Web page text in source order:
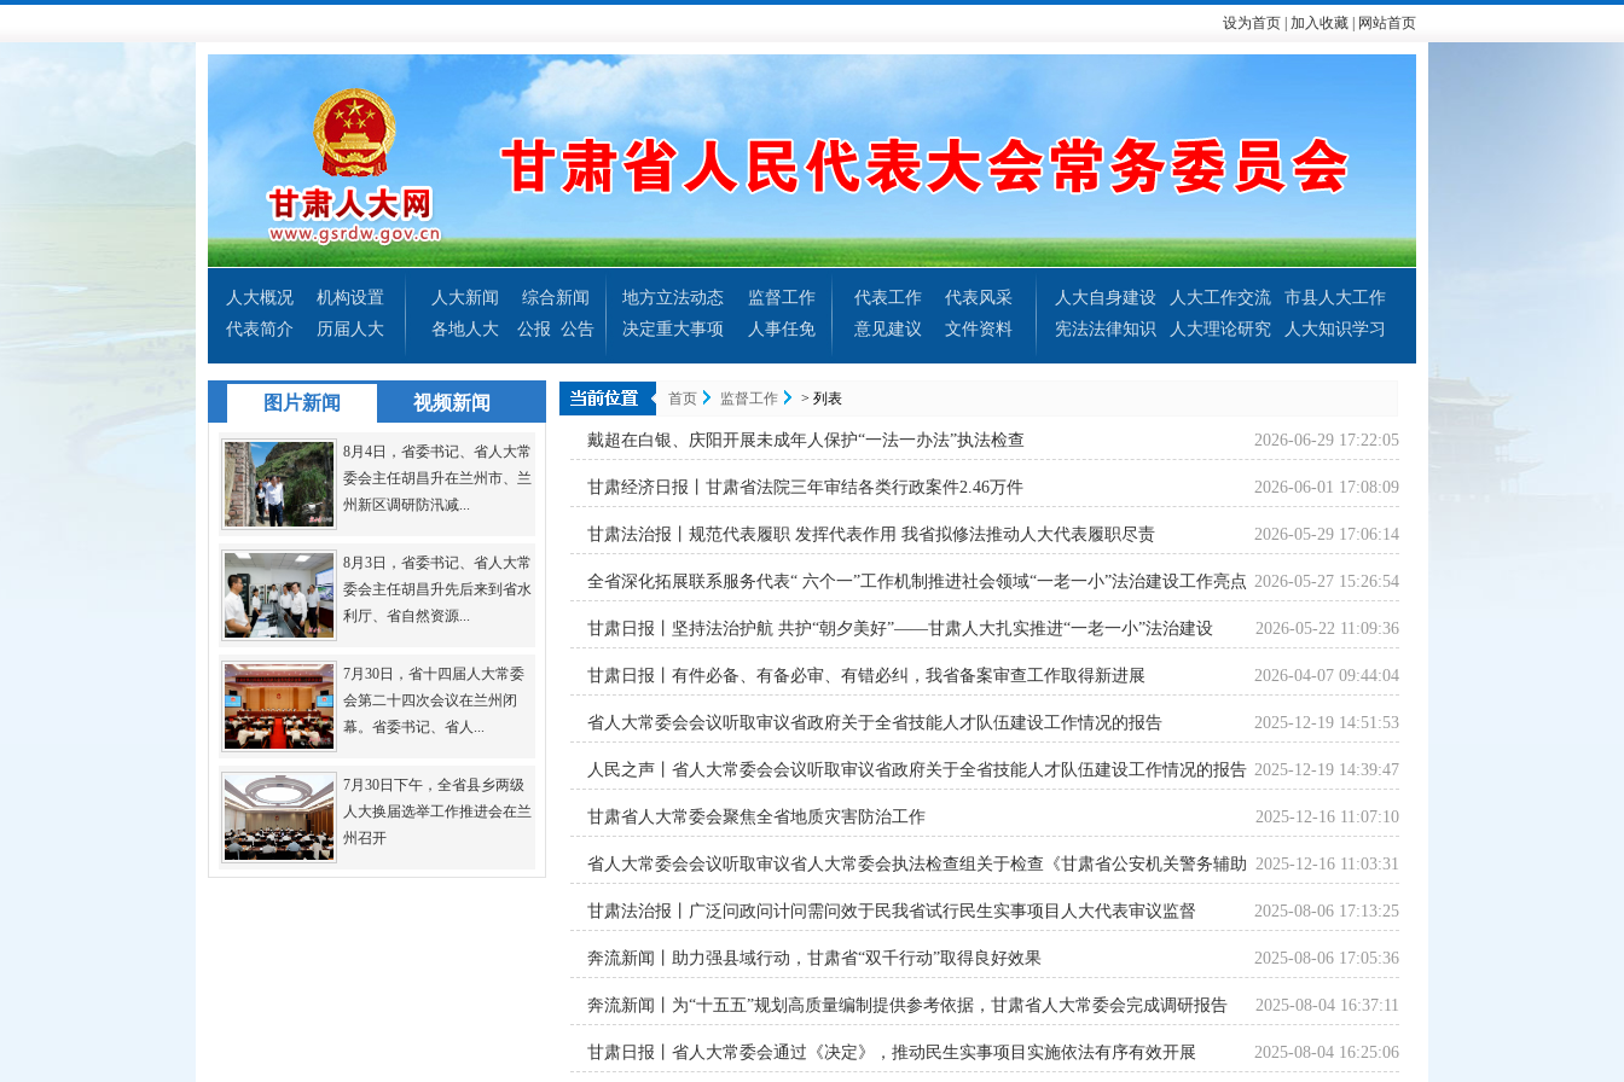
设为首页 加入收藏 网站首页
人大概况
机构设置
代表简介
历届人大
人大新闻
综合新闻
各地人大
公报 公告
地方立法动态
监督工作
决定重大事项
人事任免
代表工作
代表风采
意见建议
文件资料
人大自身建设 人大工作交流
市县人大工作
宪法法律知识
人大理论研究 人大知识学习
图片新闻 视频新闻
8月4日，省委书记、省人大常
委会主任胡昌升在兰州市、兰
州新区调研防汛减...
8月3日，省委书记、省人大常
委会主任胡昌升先后来到省水
利厅、省自然资源...
7月30日，省十四届人大常委
会第二十四次会议在兰州闭
幕。省委书记、省人...
7月30日下午，全省县乡两级
人大换届选举工作推进会在兰
州召开
首页 监督工作 > 列表
2026-06-29 17:22:05
戴超在白银、庆阳开展未成年人保护“一法一办法”执法检查
2026-06-01 17:08:09
甘肃经济日报丨甘肃省法院三年审结各类行政案件2.46万件
2026-05-29 17:06:14
甘肃法治报丨规范代表履职 发挥代表作用 我省拟修法推动人大代表履职尽责
2026-05-27 15:26:54
全省深化拓展联系服务代表“ 六个一”工作机制推进社会领域“一老一小”法治建设工作亮点
扫描（一）
2026-05-22 11:09:36
甘肃日报丨坚持法治护航 共护“朝夕美好”——甘肃人大扎实推进“一老一小”法治建设
2026-04-07 09:44:04
甘肃日报丨有件必备、有备必审、有错必纠，我省备案审查工作取得新进展
2025-12-19 14:51:53
省人大常委会会议听取审议省政府关于全省技能人才队伍建设工作情况的报告
2025-12-19 14:39:47
人民之声丨省人大常委会会议听取审议省政府关于全省技能人才队伍建设工作情况的报告
2025-12-16 11:07:10
甘肃省人大常委会聚焦全省地质灾害防治工作
2025-12-16 11:03:31
省人大常委会会议听取审议省人大常委会执法检查组关于检查《甘肃省公安机关警务辅助
人员管理条例》实施情况的报告
2025-08-06 17:13:25
甘肃法治报丨广泛问政问计问需问效于民我省试行民生实事项目人大代表审议监督
2025-08-06 17:05:36
奔流新闻丨助力强县域行动，甘肃省“双千行动”取得良好效果
2025-08-04 16:37:11
奔流新闻丨为“十五五”规划高质量编制提供参考依据，甘肃省人大常委会完成调研报告
2025-08-04 16:25:06
甘肃日报丨省人大常委会通过《决定》，推动民生实事项目实施依法有序有效开展